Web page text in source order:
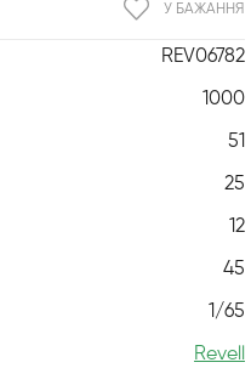
REV06782
1000
51
25
12
45
1/65
Revell
У БАЖАННЯ